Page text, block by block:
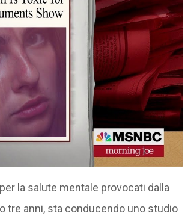
la salute mentale provocati dalla
tre anni, sta conducendo uno studio